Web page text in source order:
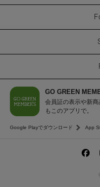
GO GREEN
会員証の表示や新
もこのアプリで。
Google Playでダウンロード App